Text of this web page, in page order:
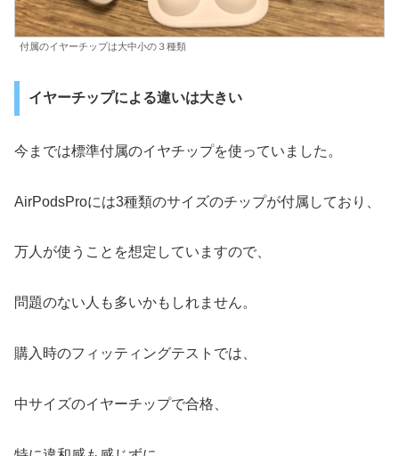
付属のイヤーチップは大中小の３種類
イヤーチップによる違いは大きい
今までは標準付属のイヤチップを使っていました。
AirPodsProには3種類のサイズのチップが付属しており、
万人が使うことを想定していますので、
問題のない人も多いかもしれません。
購入時のフィッティングテストでは、
中サイズのイヤーチップで合格、